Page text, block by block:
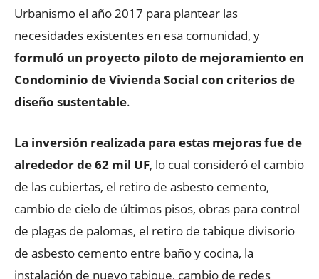
Urbanismo el año 2017 para plantear las
necesidades existentes en esa comunidad, y
formuló un proyecto piloto de mejoramiento en
Condominio de Vivienda Social con criterios de
diseño sustentable.
La inversión realizada para estas mejoras fue de
alrededor de 62 mil UF, lo cual consideró el cambio
de las cubiertas, el retiro de asbesto cemento,
cambio de cielo de últimos pisos, obras para control
de plagas de palomas, el retiro de tabique divisorio
de asbesto cemento entre baño y cocina, la
instalación de nuevo tabique, cambio de redes